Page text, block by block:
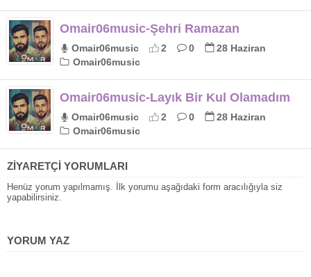
Omair06music-Şehri Ramazan
Omair06music 2 0
28 Haziran
Omair06music
Omair06music-Layık Bir Kul Olamadım
Omair06music 2 0
28 Haziran
Omair06music
ZİYARETÇİ YORUMLARI
Henüz yorum yapılmamış. İlk yorumu aşağıdaki form aracılığıyla siz
yapabilirsiniz.
YORUM YAZ